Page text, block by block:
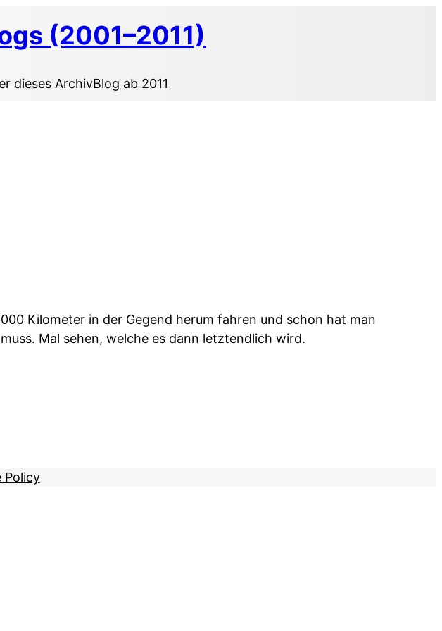
(2001–2011)
dieses ArchivBlog ab 2011
Kilometer in der Gegend herum fahren und schon hat man
Mal sehen, welche es dann letztendlich wird.
Policy